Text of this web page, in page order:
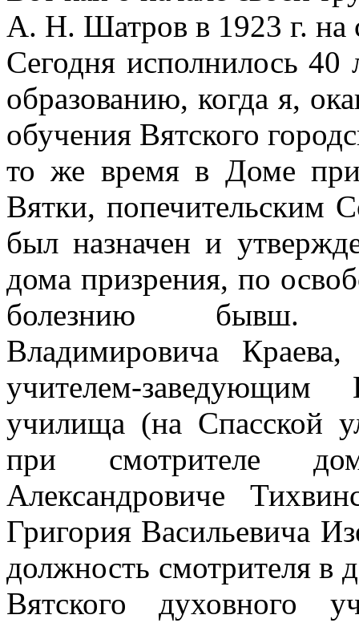
А. Н. Шатров в 1923 г. на
Сегодня исполнилось
образованию, когда я,
обучения Вятского
то же время в Доме
Вятки, попечительским
был назначен и
дома призрения, по
болезнию бывш.
Владимировича
учителем-заведующим
училища (на Спасской
при смотрителе
Александровиче
Григория Васильевича
должность смотрителя в
Вятского духовного